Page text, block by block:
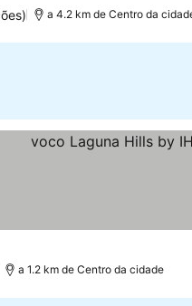
a 4.2 km de Centro da
a 1.2 km de Centro da cidade